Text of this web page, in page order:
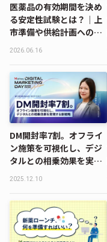
医薬品の有効期間を決め
る安定性試験とは？｜上
市準備や供給計画への影
響
2026.06.16
DM開封率7割。オフライ
ン施策を可視化し、デジ
タルとの相乗効果を実現
する新戦略｜MDMD2025
2025.12.10